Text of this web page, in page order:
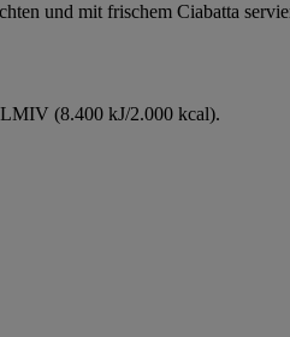
und mit frischem Ciabatta
(8.400 kJ/2.000 kcal).